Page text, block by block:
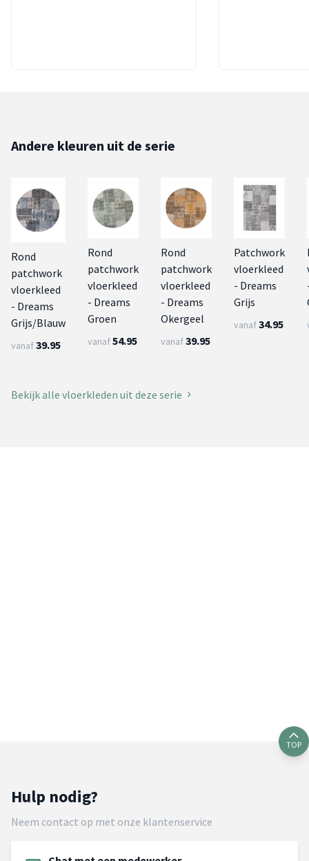
Andere kleuren uit de serie
Rond
patchwork
vloerkleed
- Dreams
Grijs/Blauw
vanaf39.95
Rond
patchwork
vloerkleed
- Dreams
Groen
vanaf54.95
Rond
patchwork
vloerkleed
- Dreams
Okergeel
vanaf39.95
Patchwork
vloerkleed
- Dreams
Grijs
vanaf34.95
Bekijk alle vloerkleden uit deze serie
TOP
Hulp nodig?
Neem contact op met onze klantenservice